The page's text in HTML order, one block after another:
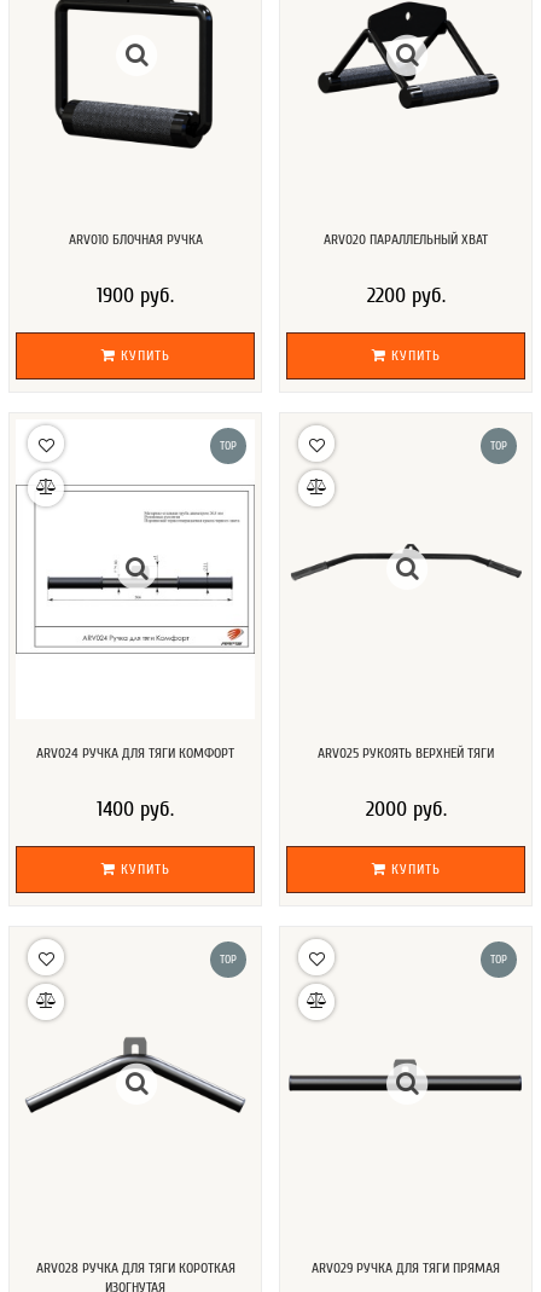
ARV010 БЛОЧНАЯ РУЧКА
1900 руб.
КУПИТЬ
ARV020 ПАРАЛЛЕЛЬНЫЙ ХВАТ
2200 руб.
КУПИТЬ
TOP
ARV024 РУЧКА ДЛЯ ТЯГИ КОМФОРТ
1400 руб.
КУПИТЬ
TOP
ARV025 РУКОЯТЬ ВЕРХНЕЙ ТЯГИ
2000 руб.
КУПИТЬ
TOP
ARV028 РУЧКА ДЛЯ ТЯГИ КОРОТКАЯ
ИЗОГНУТАЯ
TOP
ARV029 РУЧКА ДЛЯ ТЯГИ ПРЯМАЯ